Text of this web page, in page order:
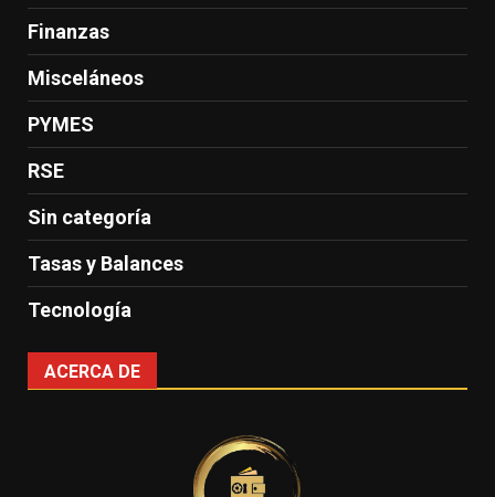
Finanzas
Misceláneos
PYMES
RSE
Sin categoría
Tasas y Balances
Tecnología
ACERCA DE